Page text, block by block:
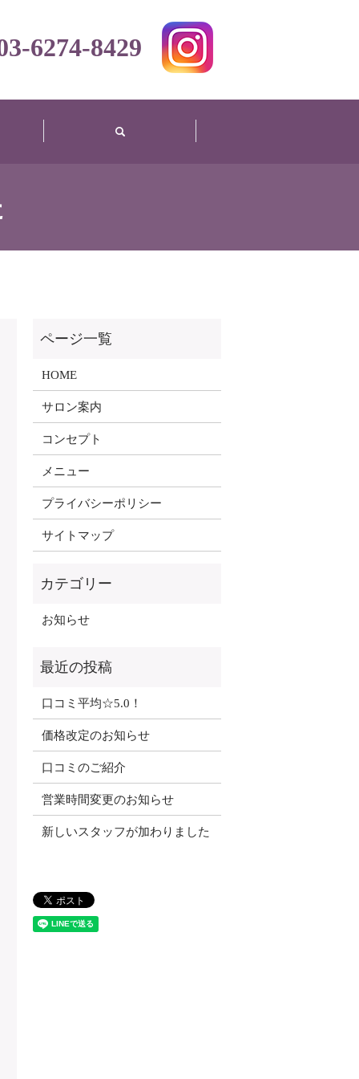
6274-8429
HOME
サロン案内
コンセプト
メニュー
プライバシーポリシー
サイトマップ
お知らせ
口コミ平均☆5.0！
価格改定のお知らせ
口コミのご紹介
営業時間変更のお知らせ
新しいスタッフが加わりました